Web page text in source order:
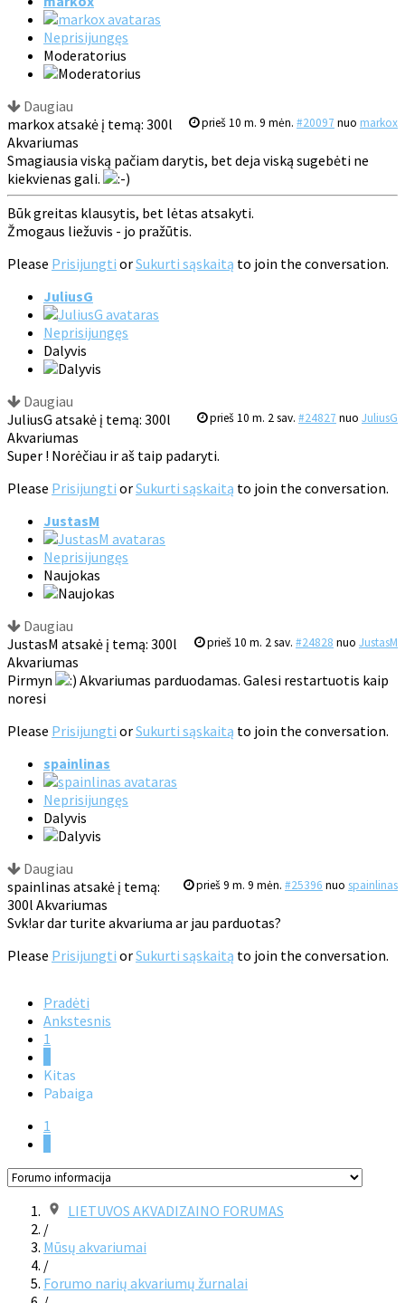
Neprisijungęs
Moderatorius
Daugiau
prieš 10 m. 9 mėn. #20097 nuo markox
markox atsakė į temą: 300l
Akvariumas
Smagiausia viską pačiam darytis, bet deja viską sugebėti ne
kiekvienas gali.
Būk greitas klausytis, bet lėtas atsakyti.
Žmogaus liežuvis - jo pražūtis.
Please Prisijungti orSukurti sąskaitą to join the conversation.
JuliusG
Neprisijungęs
Dalyvis
Daugiau
prieš 10 m. 2 sav. #24827 nuo JuliusG
JuliusG atsakė į temą: 300l
Akvariumas
Super ! Norėčiau ir aš taip padaryti.
Please Prisijungti orSukurti sąskaitą to join the conversation.
JustasM
Neprisijungęs
Naujokas
Daugiau
prieš 10 m. 2 sav. #24828 nuo JustasM
JustasM atsakė į temą: 300l
Akvariumas
Pirmyn
Akvariumas parduodamas. Galesi restartuotis kaip
noresi
Please Prisijungti orSukurti sąskaitą to join the conversation.
spainlinas
Neprisijungęs
Dalyvis
Daugiau
prieš 9 m. 9 mėn. #25396 nuo spainlinas
spainlinas atsakė į temą:
300l Akvariumas
Svk!ar dar turite akvariuma ar jau parduotas?
Please Prisijungti orSukurti sąskaitą to join the conversation.
Pradėti
Ankstesnis
1
Kitas
Pabaiga
1
LIETUVOS AKVADIZAINO FORUMAS
/
Mūsų akvariumai
/
Forumo narių akvariumų žurnalai